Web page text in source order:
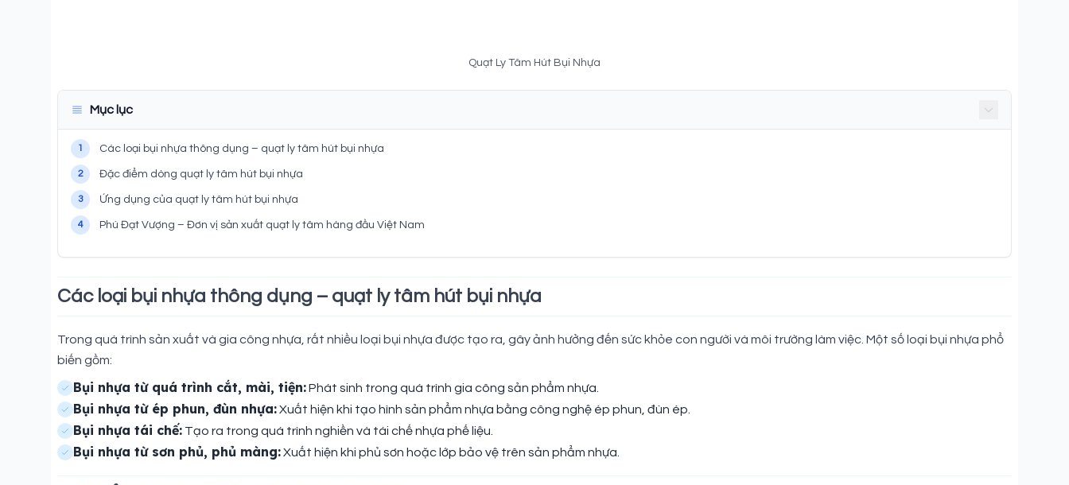
Quạt Ly Tâm Hút Bụi Nhựa
Mục lục
1 Các loại bụi nhựa thông dụng – quạt ly tâm hút bụi nhựa
2 Đặc điểm dòng quạt ly tâm hút bụi nhựa
3 Ứng dụng của quạt ly tâm hút bụi nhựa
4 Phú Đạt Vượng – Đơn vị sản xuất quạt ly tâm hàng đầu Việt Nam
Các loại bụi nhựa thông dụng – quạt ly tâm hút bụi nhựa
Trong quá trình sản xuất và gia công nhựa, rất nhiều loại bụi nhựa được tạo ra, gây ảnh hưởng đến sức khỏe con người và môi trường làm việc. Một số loại bụi nhựa phổ
biến gồm:
Bụi nhựa từ quá trình cắt, mài, tiện:Phát sinh trong quá trình gia công sản phẩm nhựa.
Bụi nhựa từ ép phun, đùn nhựa:Xuất hiện khi tạo hình sản phẩm nhựa bằng công nghệ ép phun, đùn ép.
Bụi nhựa tái chế: Tạo ra trong quá trình nghiền và tái chế nhựa phế liệu.
Bụi nhựa từ sơn phủ, phủ màng:Xuất hiện khi phủ sơn hoặc lớp bảo vệ trên sản phẩm nhựa.